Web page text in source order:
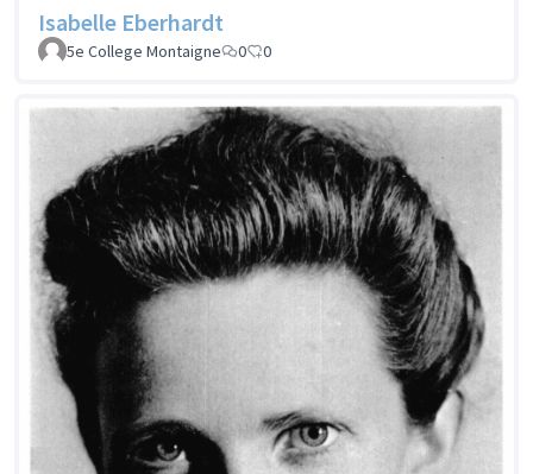
Isabelle Eberhardt
5e College Montaigne 0 0